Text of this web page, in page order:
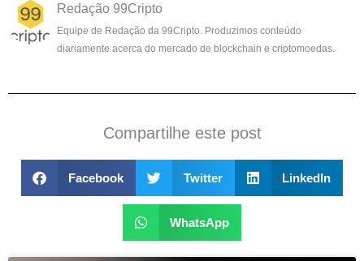
Redação 99Cripto
Equipe de Redação da 99Cripto. Produzimos conteúdo
diariamente acerca do mercado de blockchain e criptomoedas.
Compartilhe este post
Facebook Twitter LinkedIn
WhatsApp